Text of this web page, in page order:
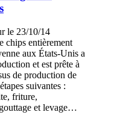
le 23/10/14
chips entièrement
aux États-Unis a
et est prête à
de production de
suivantes :
friture,
et levage…